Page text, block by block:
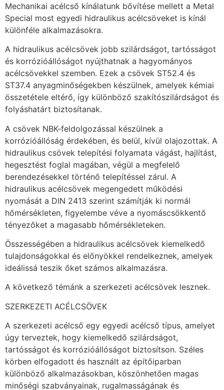
Mechanikai acélcső kínálatunk bővítése mellett a Metal
Special most egyedi hidraulikus acélcsöveket is kínál
különféle alkalmazásokra.
A hidraulikus acélcsövek jobb szilárdságot, tartósságot
és korrózióállóságot nyújthatnak a hagyományos
acélcsövekkel szemben. Ezek a csövek ST52.4 és
ST37.4 anyagminőségekben készülnek, amelyek kémiai
összetétele eltérő, így különböző szakítószilárdságot és
folyáshatárt biztosítanak.
A csövek NBK-feldolgozással készülnek a
korrózióállóság érdekében, és belül, kívül olajozottak. A
hidraulikus csövek telepítési folyamata vágást, hajlítást,
hegesztést foglal magában, végül a megfelelő
berendezésekkel történő telepítéssel zárul. A
hidraulikus acélcsövek megengedett működési
nyomását a DIN 2413 szerint számítják ki normál
hőmérsékleten, figyelembe véve a nyomáscsökkentő
tényezőket a magasabb hőmérsékleteken.
Összességében a hidraulikus acélcsövek kiemelkedő
tulajdonságokkal és előnyökkel rendelkeznek, amelyek
ideálissá teszik őket számos alkalmazásra.
A következő témánk a szerkezeti acélcsövek lesznek.
SZERKEZETI ACÉLCSÖVEK
A szerkezeti acélcső egy egyedi acélcső típus, amelyet
úgy terveztek, hogy kiemelkedő szilárdságot,
tartósságot és korrózióállóságot biztosítson. Széles
körben elfogadott és használt az építőiparban
különböző alkalmazásokban, köszönhetően magas
minőségi szabványainak, rugalmasságának és